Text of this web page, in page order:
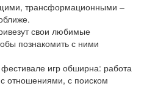
трансформационными –
свои любимые
познакомить с ними
игр обширна: работа
отношениями, с поиском